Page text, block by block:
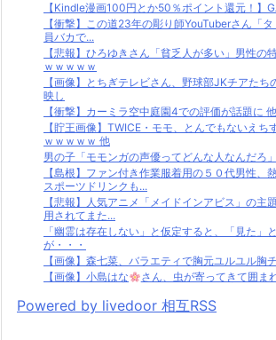
【Kindle漫画100円とか50％ポイント還元！】
【衝撃】この道23年の彫り師YouTuberさん「
員バカで...
【悲報】ひろゆきさん「貧乏人が多い」男性の
ｗｗｗｗｗ
【画像】とちぎテレビさん、野球部JKチアたち
映し
【衝撃】カーミラ空中庭園4での評価が話題に 他
【貯王画像】TWICE・モモ、とんでもないえち
ｗｗｗｗｗ 他
男の子「モモンガの声優ってどんな人なんだろ
【島根】ファン付き作業服着用の５０代男性
スポーツドリンクも...
【悲報】人気アニメ「メイドインアビス」の主
用されてまた...
「幽霊は存在しない」と仮定すると、「見た」
が・・・
【画像】森七菜、バラエティで胸元ユルユル胸
【画像】小島はな
さん、虫が寄ってきて囲ま
Powered by livedoor 相互RSS